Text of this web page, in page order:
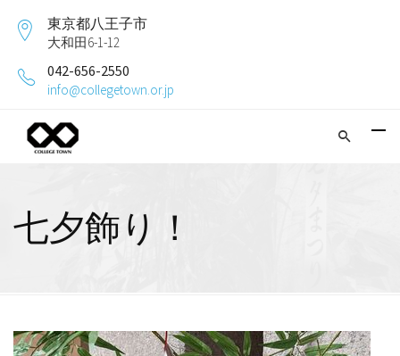
東京都八王子市
大和田6-1-12
042-656-2550
info@collegetown.or.jp
七夕飾り！